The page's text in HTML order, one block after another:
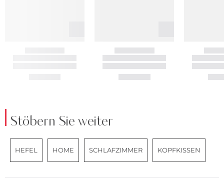
Stöbern Sie weiter
HEFEL HOME SCHLAFZIMMER KOPFKISSEN